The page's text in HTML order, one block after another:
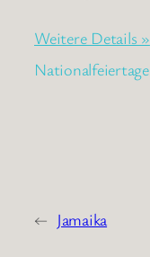
Weitere Details »
Nationalfeiertage
← Jamaika